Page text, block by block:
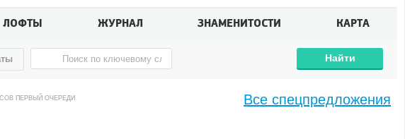
ЛОФТЫ ЖУРНАЛ ЗНАМЕНИТОСТИ КАРТА
Найти
ПЕРВЫЙ ОЧЕРЕДИ Все спецпредложения